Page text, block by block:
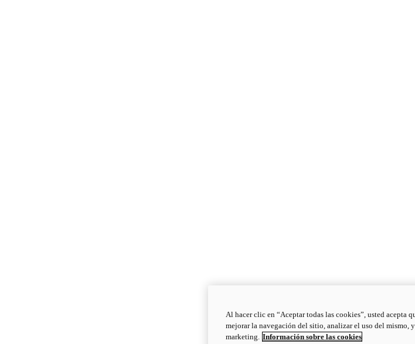
Al hacer clic en “Aceptar todas las cookies”, usted acepta
mejorar la navegación del sitio, analizar el uso del mismo,
marketing. Información sobre las cookies